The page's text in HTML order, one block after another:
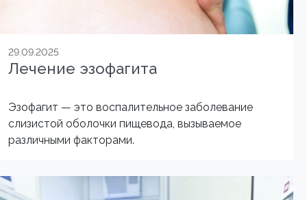
29.09.2025
Лечение эзофагита
Эзофагит — это воспалительное заболевание
слизистой оболочки пищевода, вызываемое
различными факторами.